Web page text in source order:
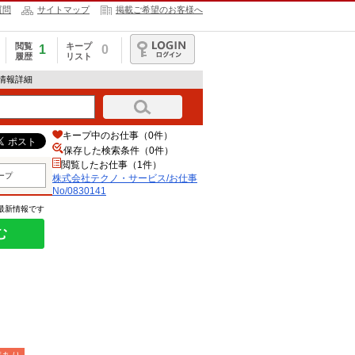
問 サイトマップ 掲載ご希望のお客様へ
閲覧
履歴
1
キープ
リスト
0
ログイン
報詳細
プ
新情報です
キープ中のお仕事（0件）
保存した検索条件（0件）
閲覧したお仕事（1件）
株式会社テクノ・サービス/お仕事
No/0830141